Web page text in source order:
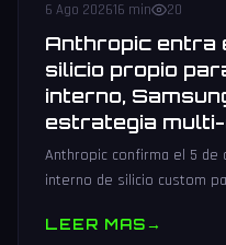
6 Ago 202616 min 20
Anthropic entra
silicio propio
interno,
estrategia
Anthropic confirma el 5 de
interno de silicio custom
estrategia multi-chip.
LEER MAS→